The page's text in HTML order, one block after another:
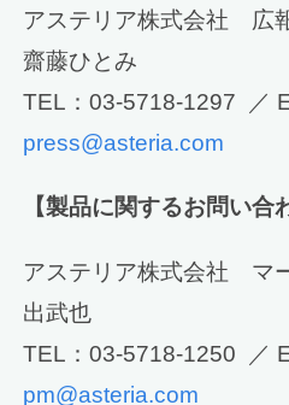
アステリア株式会社 広
齋藤ひとみ
TEL：03-5718-1297 ／
press@asteria.com
【製品に関するお問い合
アステリア株式会社 マ
出武也
TEL：03-5718-1250 ／
pm@asteria.com